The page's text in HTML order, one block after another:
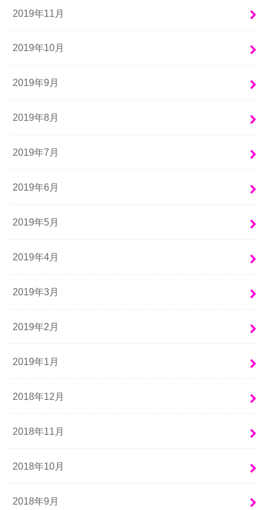
2019年11月
2019年10月
2019年9月
2019年8月
2019年7月
2019年6月
2019年5月
2019年4月
2019年3月
2019年2月
2019年1月
2018年12月
2018年11月
2018年10月
2018年9月